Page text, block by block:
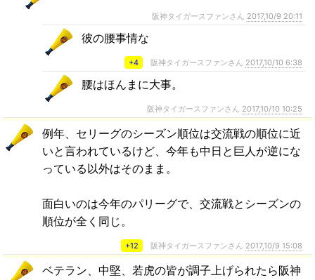
阪神タイガースファンさん 2017,10/9 20:11
彼の腰事情な
+4 阪神タイガースファンさん 2017,10/10 6:38
腰はほんまに大事。
阪神タイガースファンさん 2017,10/10 10:25
例年、セリーグのシーズン順位は交流戦の順位に近
いと言われているけど、今年も中日と巨人が逆にな
っている以外はそのまま。
面白いのは今年のパリーグで、交流戦とシーズンの
順位が全く同じ。
+12 阪神タイガースファンさん 2017,10/9 15:08
ベテラン、中堅、若虎の皆が調子上げられたら阪神